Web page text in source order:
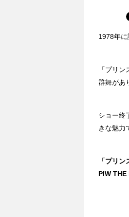
1978年
「プリ
群舞があ
ショー終
きな魅力
「プリ
PIW